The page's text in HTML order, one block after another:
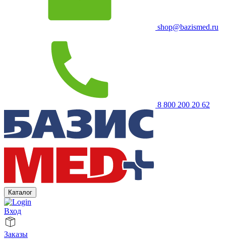
shop@bazismed.ru
8 800 200 20 62
Каталог
Вход
Заказы